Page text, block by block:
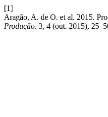
[1]
Aragão, A. de O. et al. 2015.
Produção. 3, 4 (out. 2015),